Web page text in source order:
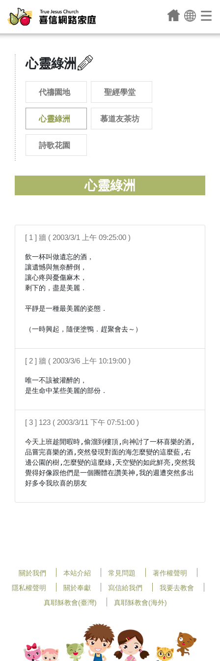
心靈綠洲
代禱園地 聖經學堂
心靈綠洲 慕道友茶坊
詩歌花園
心靈綠洲
[ 1 ] 牆 ( 2003/3/1 上午 09:25:00 )
飲一杯叫做遺忘的酒，
讓遺憾與無奈醉倒，
讓心疼與憂傷麻木，
剩下的，盡是美麗．
平靜是一種最美麗的姿態．
（一時興起，隨便塗鴨．趕聚會去～）
[ 2 ] 牆 ( 2003/3/6 上午 10:19:00 )
唯一不該被灌醉的，
是生命中某些美麗的部份．
[ 3 ] 123 ( 2003/3/11 下午 07:51:00 )
今天上班趁閒暇時,偷溜到樓頂,向神討了一杯喜樂的酒,
品嘗完喜樂的酒,突然發現對面的海怎麼變的這麼藍,右
邊公園的樹,怎麼變的這麼綠,天空變的如此鮮亮,突然我
覺得好像跟他們是一個團體在讚美神,我的週遭突然多出
好多令我欣喜的朋友
關於我們 本站介紹 常見問題
著作權聲明
隱私權聲明
關於奉獻 寫信給我們
我要去教會
真耶穌教會(臺灣)
真耶穌教會(海外)